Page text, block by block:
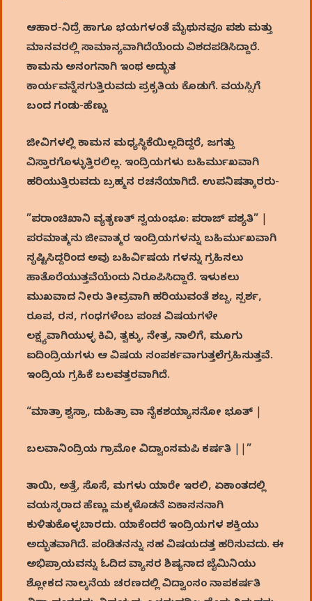
ಆಹಾರ-ನಿದ್ರೆ ಹಾಗೂ ಭಯಗಳಂತೆ ಮೈಥುನವೂ ಪಶು ಮತ್ತು
ಮಾನವರಲ್ಲಿ ಸಾಮಾನ್ಯವಾಗಿದೆಯೆಂದು ವಿಶದಪಡಿಸಿದ್ದಾರೆ.
ಕಾಮನು ಅನಂಗನಾಗಿ ಇಂಥ ಅದ್ಭುತ
ಕಾರ್ಯವನ್ನೆಸಗುತ್ತಿರುವದು ಪ್ರಕೃತಿಯ ಕೊಡುಗೆ. ವಯಸ್ಸಿಗೆ
ಬಂದ ಗಂಡು-ಹೆಣ್ಣು
ಜೀವಿಗಳಲ್ಲಿ ಕಾಮನ ಮಧ್ಯಸ್ಥಿಕೆಯಿಲ್ಲದಿದ್ದರೆ, ಜಗತ್ತು
ವಿಸ್ತಾರಗೊಳ್ಳುತ್ತಿರಲಿಲ್ಲ. ಇಂದ್ರಿಯಗಳು ಬಹಿರ್ಮುಖವಾಗಿ
ಹರಿಯುತ್ತಿರುವದು ಬ್ರಹ್ಮನ ರಚನೆಯಾಗಿದೆ. ಉಪನಿಷತ್ಕಾರರು-
”ಪರಾಂಚಿಖಾನಿ ವ್ಯತೃಣತ್ ಸ್ವಯಂಭೂ: ಪರಾಜ್ ಪಶ್ಯತಿ” |
ಪರಮಾತ್ಮನು ಜೀವಾತ್ಮರ ಇಂದ್ರಿಯಗಳನ್ನು ಬಹಿರ್ಮುಖವಾಗಿ
ಸೃಷ್ಟಿಸಿದ್ದರಿಂದ ಅವು ಬಹಿರ್ವಿಷಯ ಗಳನ್ನು ಗ್ರಹಿಸಲು
ಹಾತೊರೆಯುತ್ತವೆಯೆಂದು ನಿರೂಪಿಸಿದ್ದಾರೆ. ಇಳುಕಲು
ಮುಖವಾದ ನೀರು ತೀವ್ರವಾಗಿ ಹರಿಯುವಂತೆ ಶಬ್ದ, ಸ್ಪರ್ಶ,
ರೂಪ, ರಸ, ಗಂಧಗಳೆಂಬ ಪಂಚ ವಿಷಯಗಳೇ
ಲಕ್ಷ್ಯವಾಗಿಯುಳ್ಳ ಕಿವಿ, ತ್ವಕ್ಕು, ನೇತ್ರ, ನಾಲಿಗೆ, ಮೂಗು
ಐದಿಂದ್ರಿಯಗಳು ಆ ವಿಷಯ ಸಂಪರ್ಕವಾಗುತ್ತಲೇ ಗ್ರಹಿಸುತ್ತವೆ.
ಇಂದ್ರಿಯ ಗ್ರಹಿಕೆ ಬಲವತ್ತರವಾಗಿದೆ.
“ಮಾತ್ರಾ ಶ್ವಸ್ರಾ, ದುಹಿತ್ರಾ ವಾ ನೈಕಶಯ್ಯಾಸನೋ ಭೂತ್ |
ಬಲವಾನಿಂದ್ರಿಯ ಗ್ರಾಮೋ ವಿದ್ವಾಂಸಮಪಿ ಕರ್ಷತಿ ||”
ತಾಯಿ, ಅತ್ತೆ, ಸೊಸೆ, ಮಗಳು ಯಾರೇ ಇರಲಿ, ಏಕಾಂತದಲ್ಲಿ
ವಯಸ್ಕರಾದ ಹೆಣ್ಣು ಮಕ್ಕಳೊಡನೆ ಏಕಾಸನನಾಗಿ
ಕುಳಿತುಕೊಳ್ಳಬಾರದು. ಯಾಕೆಂದರೆ ಇಂದ್ರಿಯಗಳ ಶಕ್ತಿಯು
ಅದ್ಭುತವಾಗಿದೆ. ಪಂಡಿತನನ್ನು ಸಹ ವಿಷಯದತ್ತ ಹರಿಸುವದು. ಈ
ಅಭಿಪ್ರಾಯವನ್ನು ಓದಿದ ವ್ಯಾಸರ ಶಿಷ್ಯನಾದ ಜೈಮಿನಿಯು
ಶ್ಲೋಕದ ನಾಲ್ಕನೆಯ ಚರಣದಲ್ಲಿ ವಿದ್ವಾಂಸಂ ನಾಪಕರ್ಷತಿ